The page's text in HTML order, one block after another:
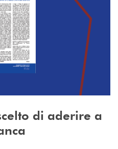
di aderire a